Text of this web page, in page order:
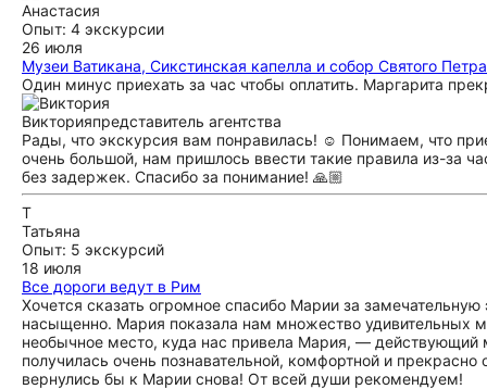
Анастасия
Опыт: 4 экскурсии
26 июля
Музеи Ватикана, Сикстинская капелла и собор Святого
Один минус приехать за час чтобы оплатить. Маргарита
Викторияпредставитель агентства
Рады, что экскурсия вам понравилась! ☺️ Понимаем, что
очень большой, нам пришлось ввести такие правила из-за
без задержек. Спасибо за понимание! 🙏🏼
Т
Татьяна
Опыт: 5 экскурсий
18 июля
Все дороги ведут в Рим
Хочется сказать огромное спасибо Марии за
насыщенно. Мария показала нам множество удивительных
необычное место, куда нас привела Мария, — действующий
получилась очень познавательной, комфортной и
вернулись бы к Марии снова! От всей души рекомендуем!